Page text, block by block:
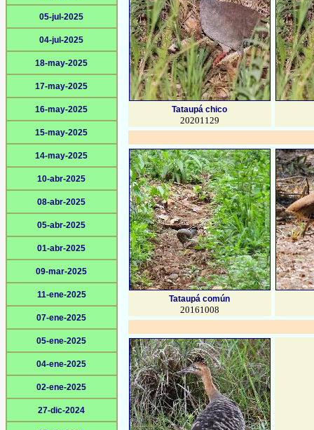
05-jul-2025
04-jul-2025
18-may-2025
17-may-2025
16-may-2025
15-may-2025
14-may-2025
10-abr-2025
08-abr-2025
05-abr-2025
01-abr-2025
09-mar-2025
11-ene-2025
07-ene-2025
05-ene-2025
04-ene-2025
02-ene-2025
27-dic-2024
Tataupá chico
20201129
Tataupá común
20161008